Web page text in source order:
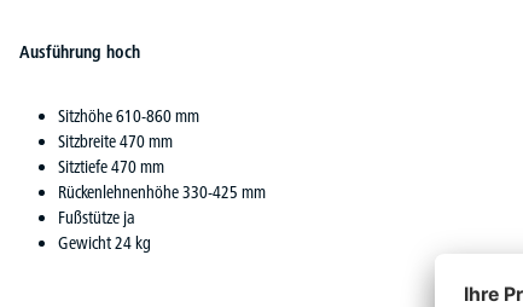
Ausführung hoch
Sitzhöhe 610-860 mm
Sitzbreite 470 mm
Sitztiefe 470 mm
Rückenlehnenhöhe 330-425 mm
Fußstütze ja
Gewicht 24 kg